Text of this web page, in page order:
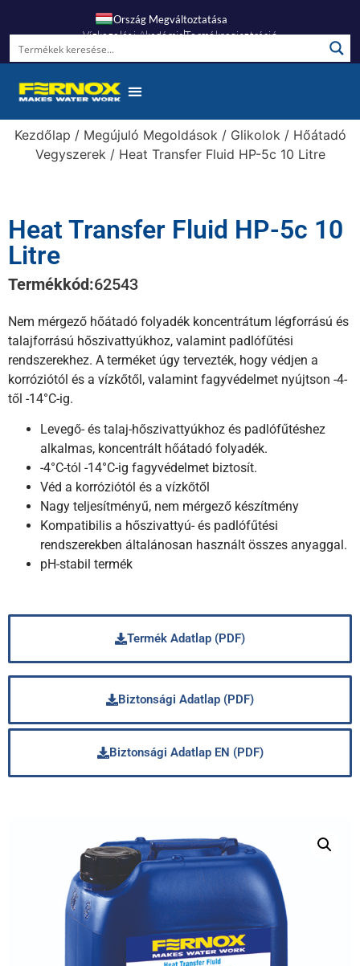
Ország Megváltoztatása
Vízkezelési AkadémiaTermékregisztráció
Kezdőlap / Megújuló Megoldások/ Glikolok/ Hőátadó
Vegyszerek/ Heat Transfer Fluid HP-5c 10 Litre
Heat Transfer Fluid HP-5c 10
Litre
Termékkód:62543
Nem mérgező hőátadó folyadék koncentrátum légforrású és
talajforrású hőszivattyúkhoz, valamint padlófűtési
rendszerekhez. A terméket úgy tervezték, hogy védjen a
korróziótól és a vízkőtől, valamint fagyvédelmet nyújtson -4-
től -14°C-ig.
Levegő- és talaj-hőszivattyúkhoz és padlófűtéshez
alkalmas, koncentrált hőátadó folyadék.
-4°C-tól -14°C-ig fagyvédelmet biztosít.
Véd a korróziótól és a vízkőtől
Nagy teljesítményű, nem mérgező készítmény
Kompatibilis a hőszivattyú- és padlófűtési
rendszerekben általánosan használt összes anyaggal.
pH-stabil termék
Termék Adatlap (PDF)
Biztonsági Adatlap (PDF)
Biztonsági Adatlap EN (PDF)